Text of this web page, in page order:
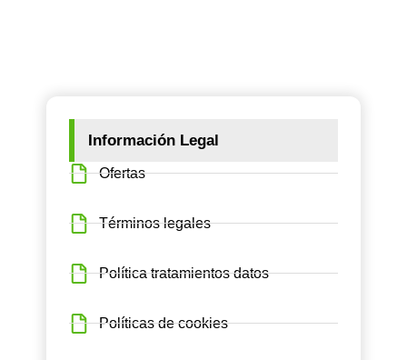
Información Legal
Ofertas
Términos legales
Política tratamientos datos
Políticas de cookies